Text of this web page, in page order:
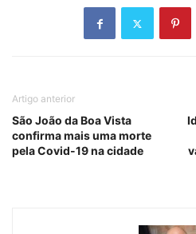
Artigo anterior
São João da Boa Vista
confirma mais uma morte
pela Covid-19 na cidade